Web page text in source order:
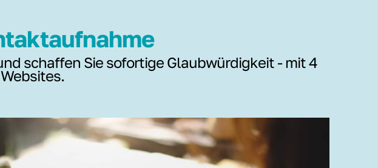
schaffen Sie sofortige Glaubwürdigkeit - mit 4